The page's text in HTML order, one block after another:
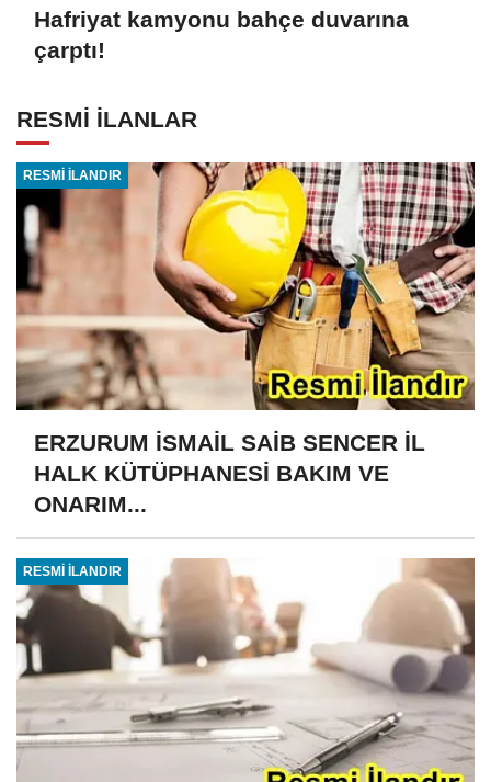
Hafriyat kamyonu bahçe duvarına
çarptı!
RESMİ İLANLAR
RESMİ İLANDIR
ERZURUM İSMAİL SAİB SENCER İL
HALK KÜTÜPHANESİ BAKIM VE
ONARIM...
RESMİ İLANDIR